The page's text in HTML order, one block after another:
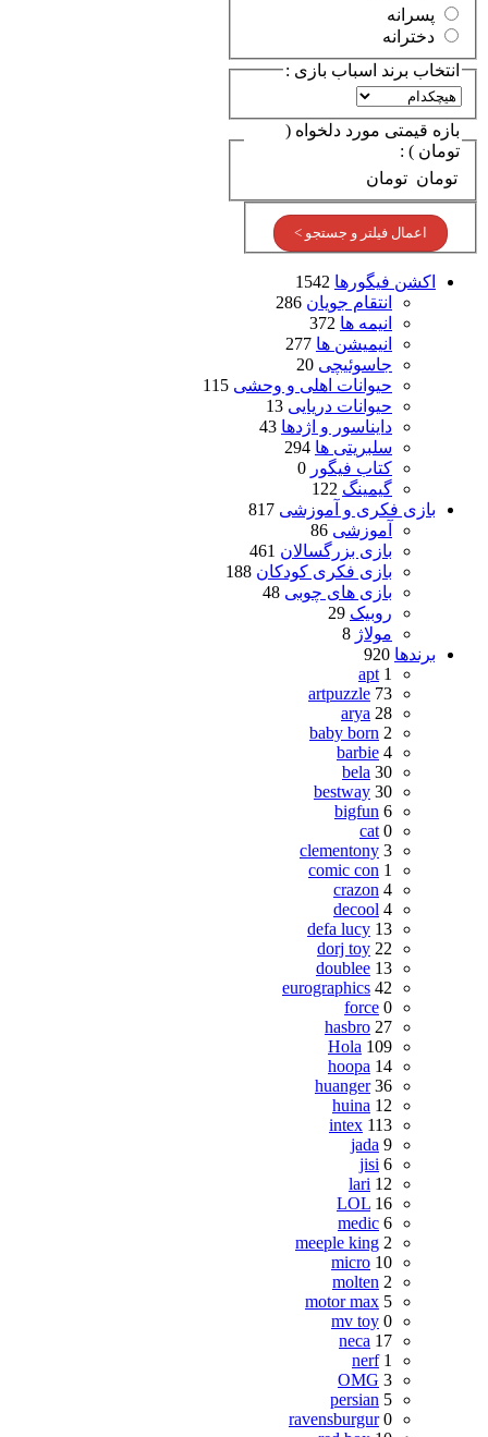
انتخاب برند اسباب بازی :
بازه قیمتی مورد دلخواه (
تومان ) :
تومان تومان
اعمال فیلتر و جستجو >
اکشن فیگورها 1542
انتقام جویان 286
انیمه ها 372
انیمیشن ها 277
جاسوئیچی 20
حیوانات اهلی و وحشی 115
حیوانات دریایی 13
دایناسور و اژدها 43
سلبریتی ها 294
کتاب فیگور 0
گیمینگ 122
بازی فکری و آموزشی 817
آموزشی 86
بازی بزرگسالان 461
بازی فکری کودکان 188
بازی های چوبی 48
روبیک 29
مولاژ 8
برندها 920
apt 1
artpuzzle 73
arya 28
baby born 2
barbie 4
bela 30
bestway 30
bigfun 6
cat 0
clementony 3
comic con 1
crazon 4
decool 4
defa lucy 13
dorj toy 22
doublee 13
eurographics 42
force 0
hasbro 27
Hola 109
hoopa 14
huanger 36
huina 12
intex 113
jada 9
jisi 6
lari 12
LOL 16
medic 6
meeple king 2
micro 10
molten 2
motor max 5
mv toy 0
neca 17
nerf 1
OMG 3
persian 5
ravensburgur 0